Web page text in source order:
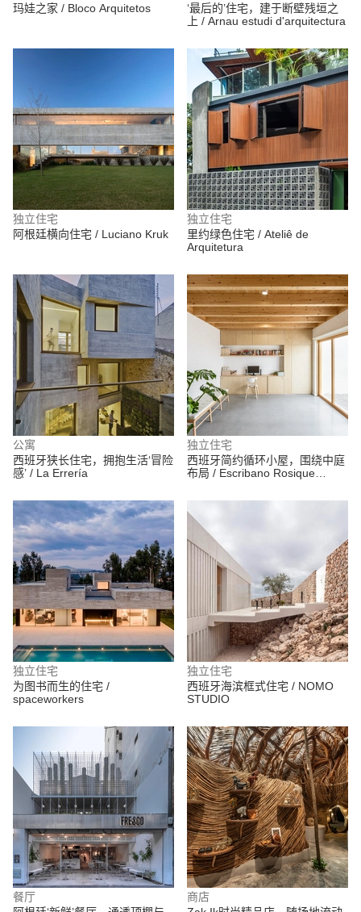
玛娃之家 / Bloco Arquitetos
‘最后的’住宅，建于断壁残垣之
上 / Arnau estudi d'arquitectura
独立住宅
阿根廷横向住宅 / Luciano Kruk
独立住宅
里约绿色住宅 / Ateliê de
Arquitetura
公寓
西班牙狭长住宅，拥抱生活‘冒险
感’ / La Errería
独立住宅
西班牙简约循环小屋，围绕中庭
布局 / Escribano Rosique
独立住宅
为图书而生的住宅 /
spaceworkers
独立住宅
西班牙海滨框式住宅 / NOMO
STUDIO
餐厅
商店